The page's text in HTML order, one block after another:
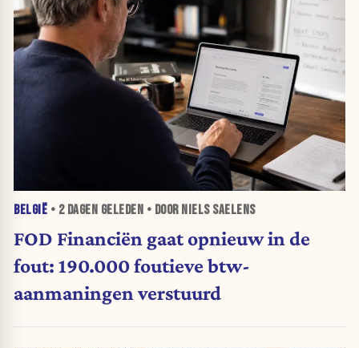
BELGIË • 2 DAGEN GELEDEN • DOOR NIELS SAELENS
FOD Financiën gaat opnieuw in de
fout: 190.000 foutieve btw-
aanmaningen verstuurd